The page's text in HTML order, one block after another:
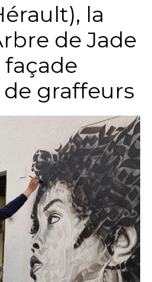
la
de Jade
façade
graffeurs